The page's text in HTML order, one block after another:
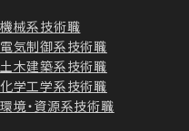
機械系技術職
電気制御系技術職
土木建築系技術職
化学工学系技術職
環境・資源系技術職